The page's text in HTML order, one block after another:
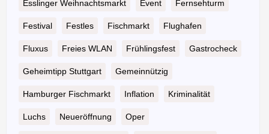
Esslinger Weihnachtsmarkt Event Fernsehturm
Festival Festles Fischmarkt Flughafen
Fluxus Freies WLAN Frühlingsfest Gastrocheck
Geheimtipp Stuttgart Gemeinnützig
Hamburger Fischmarkt Inflation Kriminalität
Luchs Neueröffnung Oper